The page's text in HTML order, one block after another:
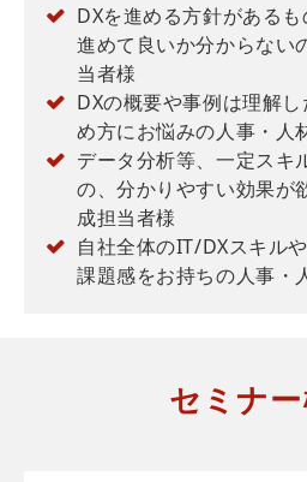
DXを進める方針がある
進めて良いか分からない
当者様
DXの概要や事例は理解
め方にお悩みの人事・人
データ分析等、一定スキ
の、分かりやすい効果が
成担当者様
自社全体のIT/DXスキル
課題感をお持ちの人事・
セミナ